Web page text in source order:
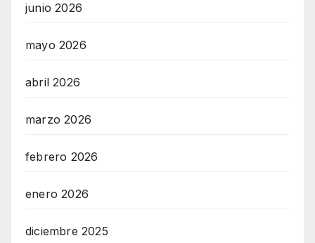
junio 2026
mayo 2026
abril 2026
marzo 2026
febrero 2026
enero 2026
diciembre 2025